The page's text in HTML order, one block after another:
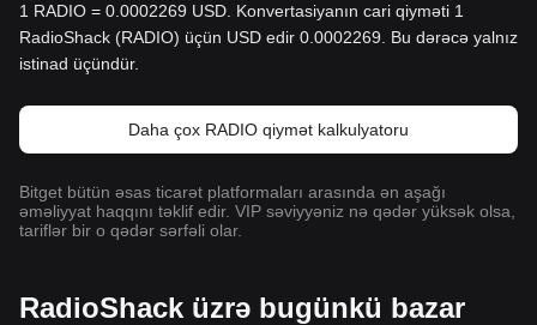
1 RADIO = 0.0002269 USD. Konvertasiyanın cari qiyməti 1
RadioShack (RADIO) üçün USD edir 0.0002269. Bu dərəcə yalnız
istinad üçündür.
Daha çox RADIO qiymət kalkulyatoru
Bitget bütün əsas ticarət platformaları arasında ən aşağı
əməliyyat haqqını təklif edir. VIP səviyyəniz nə qədər yüksək olsa,
tariflər bir o qədər sərfəli olar.
RadioShack üzrə bugünkü bazar